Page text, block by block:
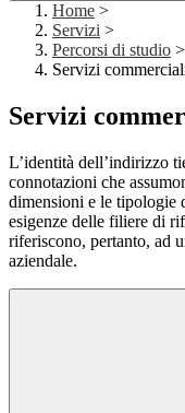
Home >
Servizi >
Percorsi di studio >
Servizi
Servizi
L’identità dell’indirizzo
connotazioni che
dimensioni e le tipologie
esigenze delle filiere di
riferiscono, pertanto, ad
aziendale.